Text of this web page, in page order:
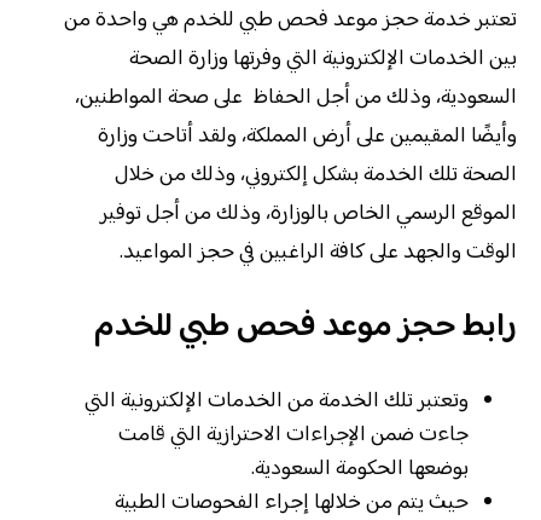
تعتبر خدمة حجز موعد فحص طبي للخدم هي واحدة من
بين الخدمات الإلكترونية التي وفرتها وزارة الصحة
السعودية، وذلك من أجل الحفاظ على صحة المواطنين،
وأيضًا المقيمين على أرض المملكة، ولقد أتاحت وزارة
الصحة تلك الخدمة بشكل إلكتروني، وذلك من خلال
الموقع الرسمي الخاص بالوزارة، وذلك من أجل توفير
الوقت والجهد على كافة الراغبين في حجز المواعيد.
رابط حجز موعد فحص طبي للخدم
وتعتبر تلك الخدمة من الخدمات الإلكترونية التي
جاءت ضمن الإجراءات الاحترازية التي قامت
بوضعها الحكومة السعودية.
حيث يتم من خلالها إجراء الفحوصات الطبية